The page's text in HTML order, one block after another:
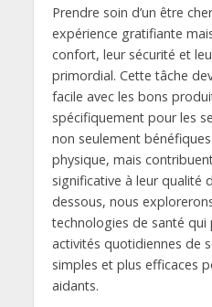
Prendre soin d’un être
expérience gratifiante
confort, leur sécurité et
primordial. Cette tâche
facile avec les bons
spécifiquement pour les
non seulement
physique, mais
significative à leur qualité
dessous, nous
technologies de santé qui
activités quotidiennes de
simples et plus efficaces
aidants.